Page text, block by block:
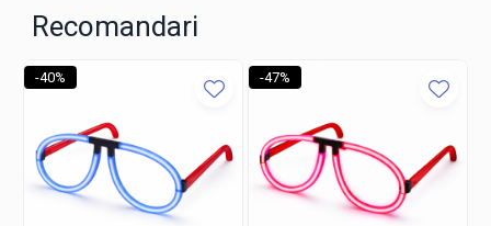
Recomandari
-40% -47%